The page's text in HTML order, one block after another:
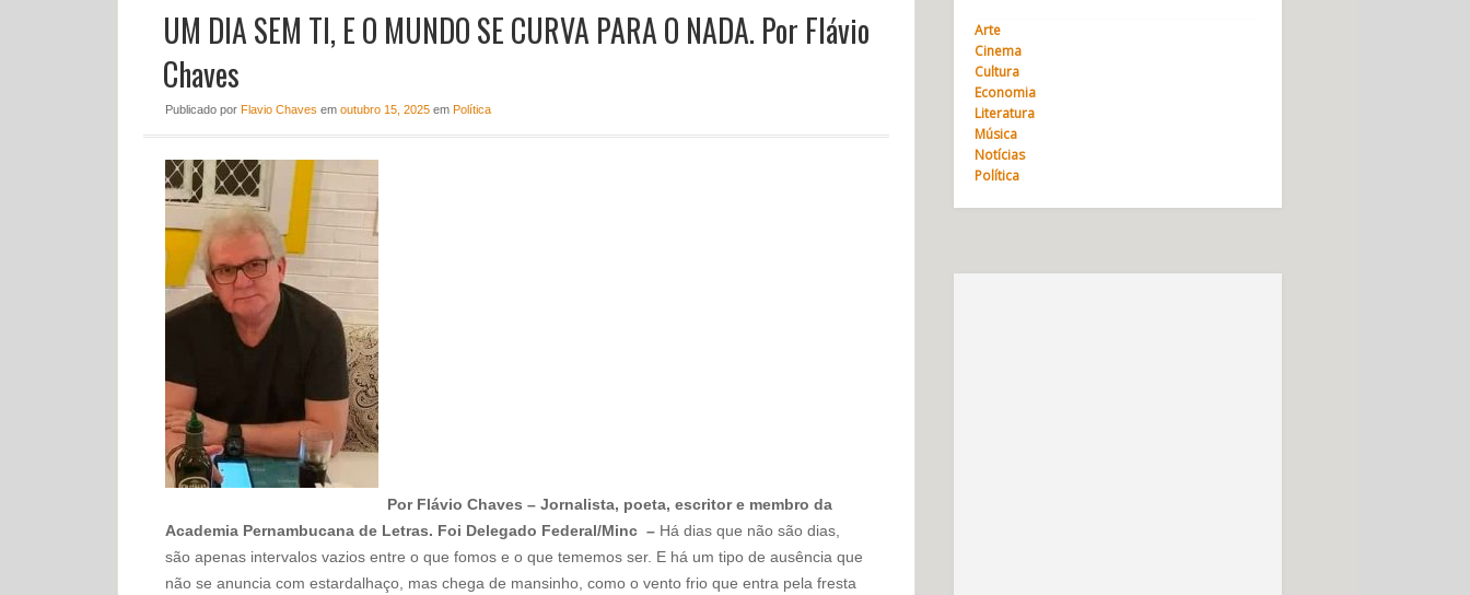
UM DIA SEM TI, E O MUNDO SE CURVA PARA O NADA. Por Flávio
Chaves
Publicado por Flavio Chaves em outubro 15, 2025em Política
Por Flávio Chaves – Jornalista, poeta, escritor e membro da
Academia Pernambucana de Letras. Foi Delegado Federal/Minc – Há dias que não são dias,
são apenas intervalos vazios entre o que fomos e o que tememos ser. E há um tipo de ausência que
não se anuncia com estardalhaço, mas chega de mansinho, como o vento frio que entra pela fresta
Arte
Cinema
Cultura
Economia
Literatura
Música
Notícias
Política